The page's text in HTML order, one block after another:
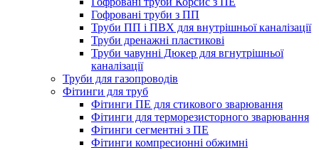
Гофровані труби з ПП
Труби ПП і ПВХ для внутрішньої каналізації
Труби дренажні пластикові
Труби чавунні Дюкер для вгнутрішньої
каналізації
Труби для газопроводів
Фітинги для труб
Фітинги ПЕ для стикового зварювання
Фітинги для терморезисторного зварювання
Фітинги сегментні з ПЕ
Фітинги компресионні обжимні